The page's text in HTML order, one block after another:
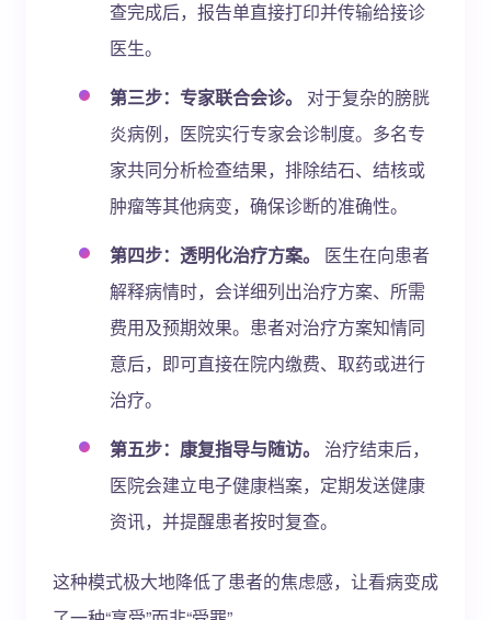
查完成后，报告单直接打印并传输给接诊
医生。
第三步：专家联合会诊。
对于复杂的膀胱
炎病例，医院实行专家会诊制度。多名专
家共同分析检查结果，排除结石、结核或
肿瘤等其他病变，确保诊断的准确性。
第四步：透明化治疗方案。
医生在向患者
解释病情时，会详细列出治疗方案、所需
费用及预期效果。患者对治疗方案知情同
意后，即可直接在院内缴费、取药或进行
治疗。
第五步：康复指导与随访。
治疗结束后，
医院会建立电子健康档案，定期发送健康
资讯，并提醒患者按时复查。
这种模式极大地降低了患者的焦虑感，让看病变成